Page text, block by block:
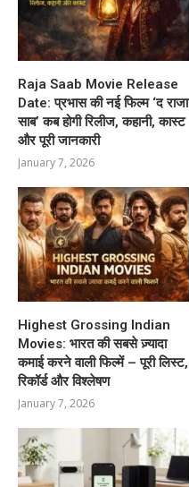
Raja Saab Movie Release
Date: प्रभास की नई फिल्म ‘द राजा
साब’ कब होगी रिलीज, कहानी, कास्ट
और पूरी जानकारी
January 7, 2026
Highest Grossing Indian
Movies: भारत की सबसे ज़्यादा
कमाई करने वाली फिल्में – पूरी लिस्ट,
रिकॉर्ड और विश्लेषण
January 7, 2026